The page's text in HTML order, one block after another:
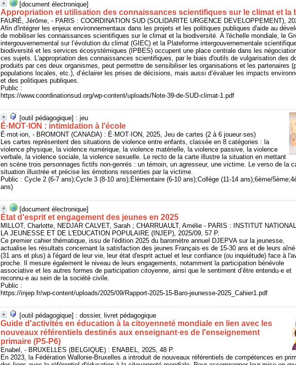
[document électronique]
Appropriation et utilisation des connaissances scientifiques sur le climat et la
FAURÉ, Jérôme, - PARIS : COORDINATION SUD (SOLIDARITE URGENCE DEVELOPPEMENT),
Afin d'intégrer les enjeux environnementaux dans les projets et les politiques publiques d'aide au
de mobiliser les connaissances scientifiques sur le climat et la biodiversité. À l'échelle mondiale, le
intergouvernemental sur l’évolution du climat (GIEC) et la Plateforme intergouvernementale
biodiversité et les services écosystémiques (IPBES) occupent une place centrale dans les
ces sujets. L'appropriation des connaissances scientifiques, par le biais d'outils de vulgarisation des
produits par ces deux organismes, peut permettre de sensibiliser les organisations et les partenaires
populations locales, etc.), d’éclairer les prises de décisions, mais aussi d’évaluer les impacts
et des politiques publiques.
Public :
https://www.coordinationsud.org/wp-content/uploads/Note-39-de-SUD-climat-1.pdf
[outil pédagogique] : jeu
É·MOT·ION : intimidation à l'école
É·mot·ion, - BROMONT (CANADA) : É·MOT·ION, 2025, Jeu de cartes (2 à 6 joueur·ses)
Les cartes représentent des situations de violence entre enfants, classée en 8 catégories : la
violence physique, la violence numérique, la violence matérielle, la violence passive, la violence
verbale, la violence sociale, la violence sexuelle. Le recto de la carte illustre la situation en mettant
en scène trois personnages fictifs non-genrés : un témoin, un agresseur, une victime. Le verso de la
situation illustrée et précise les émotions ressenties par la victime.
Public : Cycle 2 (6-7 ans);Cycle 3 (8-10 ans);Élémentaire (6-10 ans);Collège (11-14 ans);6ème/
ans)
[document électronique]
État d'esprit et engagement des jeunes en 2025
MILLOT, Charlotte, NEDJAR CALVET, Sarah ; CHARRUAULT, Amélie - PARIS : INSTITUT
LA JEUNESSE ET DE L'EDUCATION POPULAIRE (INJEP), 2025/09, 57 P.
Ce premier cahier thématique, issu de l'édition 2025 du baromètre annuel DJEPVA sur la jeunesse,
actualise les résultats concernant la satisfaction des jeunes Français·es de 15-30 ans et de leurs
(31 ans et plus) à l'égard de leur vie, leur état d'esprit actuel et leur confiance (ou inquiétude) face à
proche. Il mesure également le niveau de leurs engagements, notamment la participation bénévole
associative et les autres formes de participation citoyenne, ainsi que le sentiment d’être entendu·e et
reconnu·e au sein de la société civile.
Public :
https://injep.fr/wp-content/uploads/2025/09/Rapport-2025-15-Baro-jeunesse-2025_Cahier1.pdf
[outil pédagogique] : dossier, livret pédagogique
Guide d'activités en éducation à la citoyenneté mondiale en lien avec les
nouveaux référentiels destinés aux enseignant·es de l'enseignement
primaire (P5-P6)
Enabel, - BRUXELLES (BELGIQUE) : ENABEL, 2025, 48 P.
En 2023, la Fédération Wallonie-Bruxelles a introduit de nouveaux référentiels de compétences en